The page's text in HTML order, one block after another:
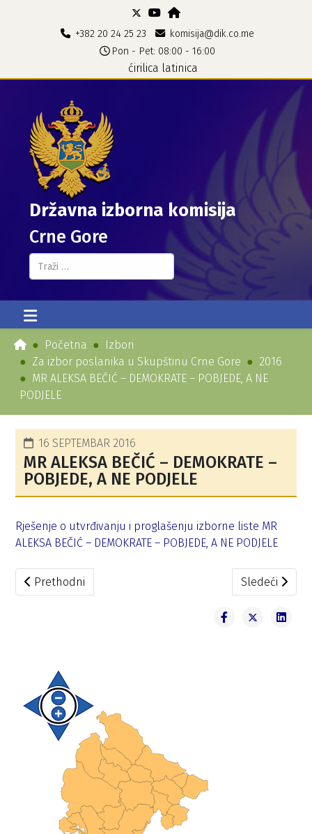
+382 20 24 25 23
komisija@dik.co.me
Pon - Pet: 08:00 - 16:00
ćirilica latinica
Državna izborna komisija
Crne Gore
Pretraga...
Početna
Izbori
Za izbor poslanika u Skupštinu Crne Gore
2016
MR ALEKSA BEČIĆ – DEMOKRATE – POBJEDE, A NE
PODJELE
16 SEPTEMBAR 2016
MR ALEKSA BEČIĆ – DEMOKRATE –
POBJEDE, A NE PODJELE
Rješenje o utvrđivanju i proglašenju izborne liste MR
ALEKSA BEČIĆ – DEMOKRATE – POBJEDE, A NE PODJELE
Prethodni članak: Stranka penzionera, invalida i
Prethodni Sledeći
Sledeći